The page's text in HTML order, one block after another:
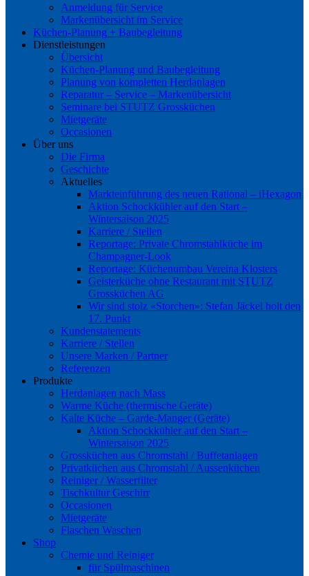
Anmeldung für Service
Markenübersicht im Service
Küchen-Planung + Baubegleitung
Dienstleistungen
Übersicht
Küchen-Planung und Baubegleitung
Planung von kompletten Herdanlagen
Reparatur – Service – Markenübersicht
Seminare bei STUTZ Grossküchen
Mietgeräte
Occasionen
Über uns
Die Firma
Geschichte
Aktuelles
Markteinführung des neuen Rational – iHexagon
Aktion Schockkühler auf den Start –
Wintersaison 2025
Karriere / Stellen
Reportage: Private Chromstahlküche im
Champagner-Look
Reportage: Küchenumbau Vereina Klosters
Geisterküche ohne Restaurant mit STUTZ
Grossküchen AG
Wir sind stolz «Storchen»: Stefan Jäckel holt den
17. Punkt
Kundenstatements
Karriere / Stellen
Unsere Marken / Partner
Referenzen
Produkte
Herdanlagen nach Mass
Warme Küche (thermische Geräte)
Kalte Küche – Garde-Manger (Geräte)
Aktion Schockkühler auf den Start –
Wintersaison 2025
Grossküchen aus Chromstahl / Buffetanlagen
Privatküchen aus Chromstahl / Aussenküchen
Reiniger / Wasserfilter
Tischkultur Geschirr
Occasionen
Mietgeräte
Flaschen Waschen
Shop
Chemie und Reiniger
für Spülmaschinen